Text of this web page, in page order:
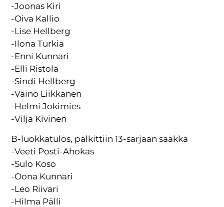
-Joonas Kiri
-Oiva Kallio
-Lise Hellberg
-Ilona Turkia
-Enni Kunnari
-Elli Ristola
-Sindi Hellberg
-Väinö Liikkanen
-Helmi Jokimies
-Vilja Kivinen
B-luokkatulos, palkittiin 13-sarjaan saakka
-Veeti Posti-Ahokas
-Sulo Koso
-Oona Kunnari
-Leo Riivari
-Hilma Pälli